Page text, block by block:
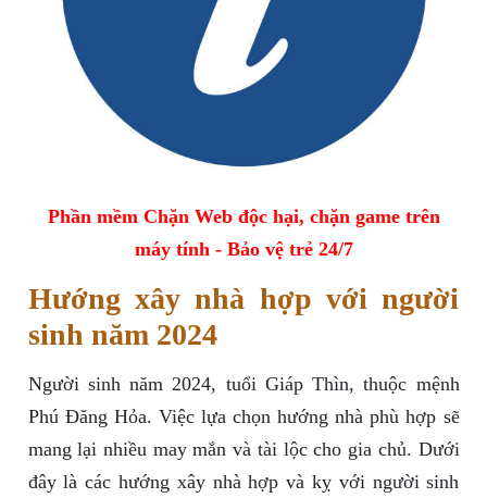
Phần mềm Chặn Web độc hại, chặn game trên
máy tính - Bảo vệ trẻ 24/7
Hướng xây nhà hợp với người
sinh năm 2024
Người sinh năm 2024, tuổi Giáp Thìn, thuộc mệnh
Phú Đăng Hỏa. Việc lựa chọn hướng nhà phù hợp sẽ
mang lại nhiều may mắn và tài lộc cho gia chủ. Dưới
đây là các hướng xây nhà hợp và kỵ với người sinh